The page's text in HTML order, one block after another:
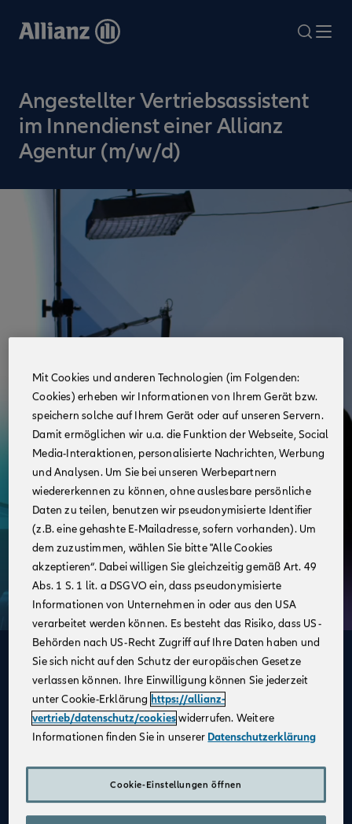
zum
search
Angestellter Vertriebsassistent
im Innendienst einer Allianz
Agentur (m/w/d)
Deine Vorteile
im Vertrieb der Allianz
Attraktive Festbezüge in Voll- und Teilzeit
Einen erfolgreichen Start in Deinen neuen Job und
eine praxisnahe Ausbildung mit der Sicherheit von
vollen Bezügen
Mit Cookies und anderen Technologien (im Folgenden:
Cookies) erheben wir Informationen von Ihrem Gerät bzw.
speichern solche auf Ihrem Gerät oder auf unseren Servern.
Damit ermöglichen wir u.a. die Funktion der Webseite, Social
Media-Interaktionen, personalisierte Nachrichten, Werbung
und Analysen. Um Sie bei unseren Werbepartnern
wiedererkennen zu können, ohne auslesbare persönliche
Daten zu teilen, benutzen wir pseudonymisierte Identifier
(z.B. eine gehashte E-Mailadresse, sofern vorhanden). Um
dem zuzustimmen, wählen Sie bitte "Alle Cookies
akzeptieren“. Dabei willigen Sie gleichzeitig gemäß Art. 49
Abs. 1 S. 1 lit. a DSGVO ein, dass pseudonymisierte
Informationen von Unternehmen in oder aus den USA
verarbeitet werden können. Es besteht das Risiko, dass US-
Behörden nach US-Recht Zugriff auf Ihre Daten haben und
Sie sich nicht auf den Schutz der europäischen Gesetze
verlassen können. Ihre Einwilligung können Sie jederzeit
unter Cookie-Erklärung https://allianz-
vertrieb/datenschutz/cookieswiderrufen. Weitere
Informationen finden Sie in unserer Datenschutzerklärung
Cookie-Einstellungen öffnen